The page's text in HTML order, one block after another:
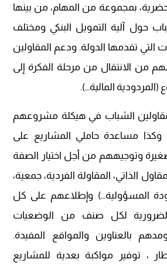
بمجموعة من المهام، من بينها
حول آلية التمويل البنكي ومختلف
التي تقدمها الدولة. ودعم المقاولين
من الانتقال من مرحلة الفكرة إلى
المالية…).
الشباب في هيكلة مشروعهم
وكذا مساعدة حاملي المشاريع على
وتوجيههم من أجل اختيار الصفة
الذاتي، المقاولة الفردية، جمعية،
المسؤولية…) وإطلاعهم على كل
الضرورية لكل صنف من الوضعيات
ومدهم بالعناوين والمواقع المفيدة.
، توفير مواكبة بعدية للمشاريع